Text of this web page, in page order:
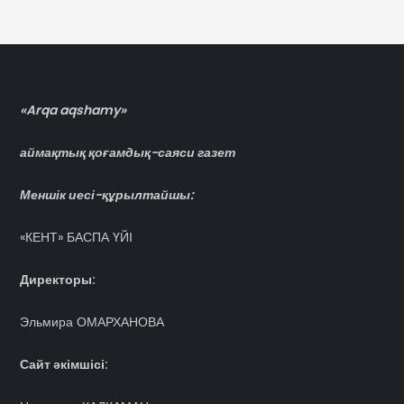
«Arqa aqshamy»
аймақтық қоғамдық-саяси газет
Меншік иесі-құрылтайшы:
«КЕНТ» БАСПА ҮЙІ
Директоры:
Эльмира ОМАРХАНОВА
Сайт әкімшісі: